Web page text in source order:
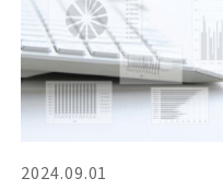
2024.09.01